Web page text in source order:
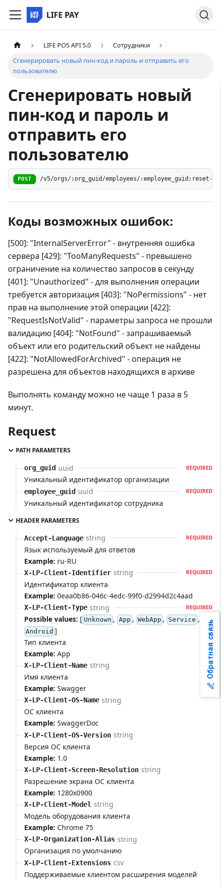
LIFE PAY
LIFE POS API 5.0
Сотрудники
Сгенерировать новый пин-код и пароль и отправить его
пользователю
Сгенерировать новый
пин-код и пароль и
отправить его
пользователю
POST /v5/orgs/:org_guid/employees/:employee_guid:reset-
Коды возможных ошибок:
[500]: "InternalServerError" - внутренняя ошибка
сервера [429]: "TooManyRequests" - превышено
ограничение на количество запросов в секунду
[401]: "Unauthorized" - для выполнения операции
требуется авторизация [403]: "NoPermissions" - нет
прав на выполнение этой операции [422]:
"RequestIsNotValid" - параметры запроса не прошли
валидацию [404]: "NotFound" - запрашиваемый
объект или его родительский объект не найдены
[422]: "NotAllowedForArchived" - операция не
разрешена для объектов находящихся в архиве
Выполнять команду можно не чаще 1 раза в 5
минут.
Request
PATH PARAMETERS
org_guid uuid REQUIRED
Уникальный идентификатор организации
employee_guid uuid REQUIRED
Уникальный идентификатор сотрудника
HEADER PARAMETERS
Accept-Language string REQUIRED
Язык используемый для ответов
Example: ru-RU
X-LP-Client-Identifier string REQUIRED
Идентификатор клиента
Example: 0eaa0b86-046c-4edc-99f0-d2994d2c4aad
X-LP-Client-Type string REQUIRED
Possible values: [ Unknown , App , WebApp , Service ,
Android ]
Тип клиента
Example: App
X-LP-Client-Name string
Имя клиента
Example: Swagger
X-LP-Client-OS-Name string
ОС клиента
Example: SwaggerDoc
X-LP-Client-OS-Version string
Версия ОС клиента
Example: 1.0
X-LP-Client-Screen-Resolution string
Разрешение экрана ОС клиента
Example: 1280x0900
X-LP-Client-Model string
Модель оборудования клиента
Example: Chrome 75
X-LP-Organization-Alias string
Организация по умолчанию
X-LP-Client-Extensions csv
Поддерживаемые клиентом расширения моделей
Обратная связь